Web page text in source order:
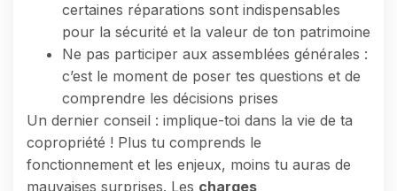
certaines réparations sont indispensables
pour la sécurité et la valeur de ton patrimoine
Ne pas participer aux assemblées générales :
c’est le moment de poser tes questions et de
comprendre les décisions prises
Un dernier conseil : implique-toi dans la vie de ta
copropriété ! Plus tu comprends le
fonctionnement et les enjeux, moins tu auras de
mauvaises surprises. Les charges